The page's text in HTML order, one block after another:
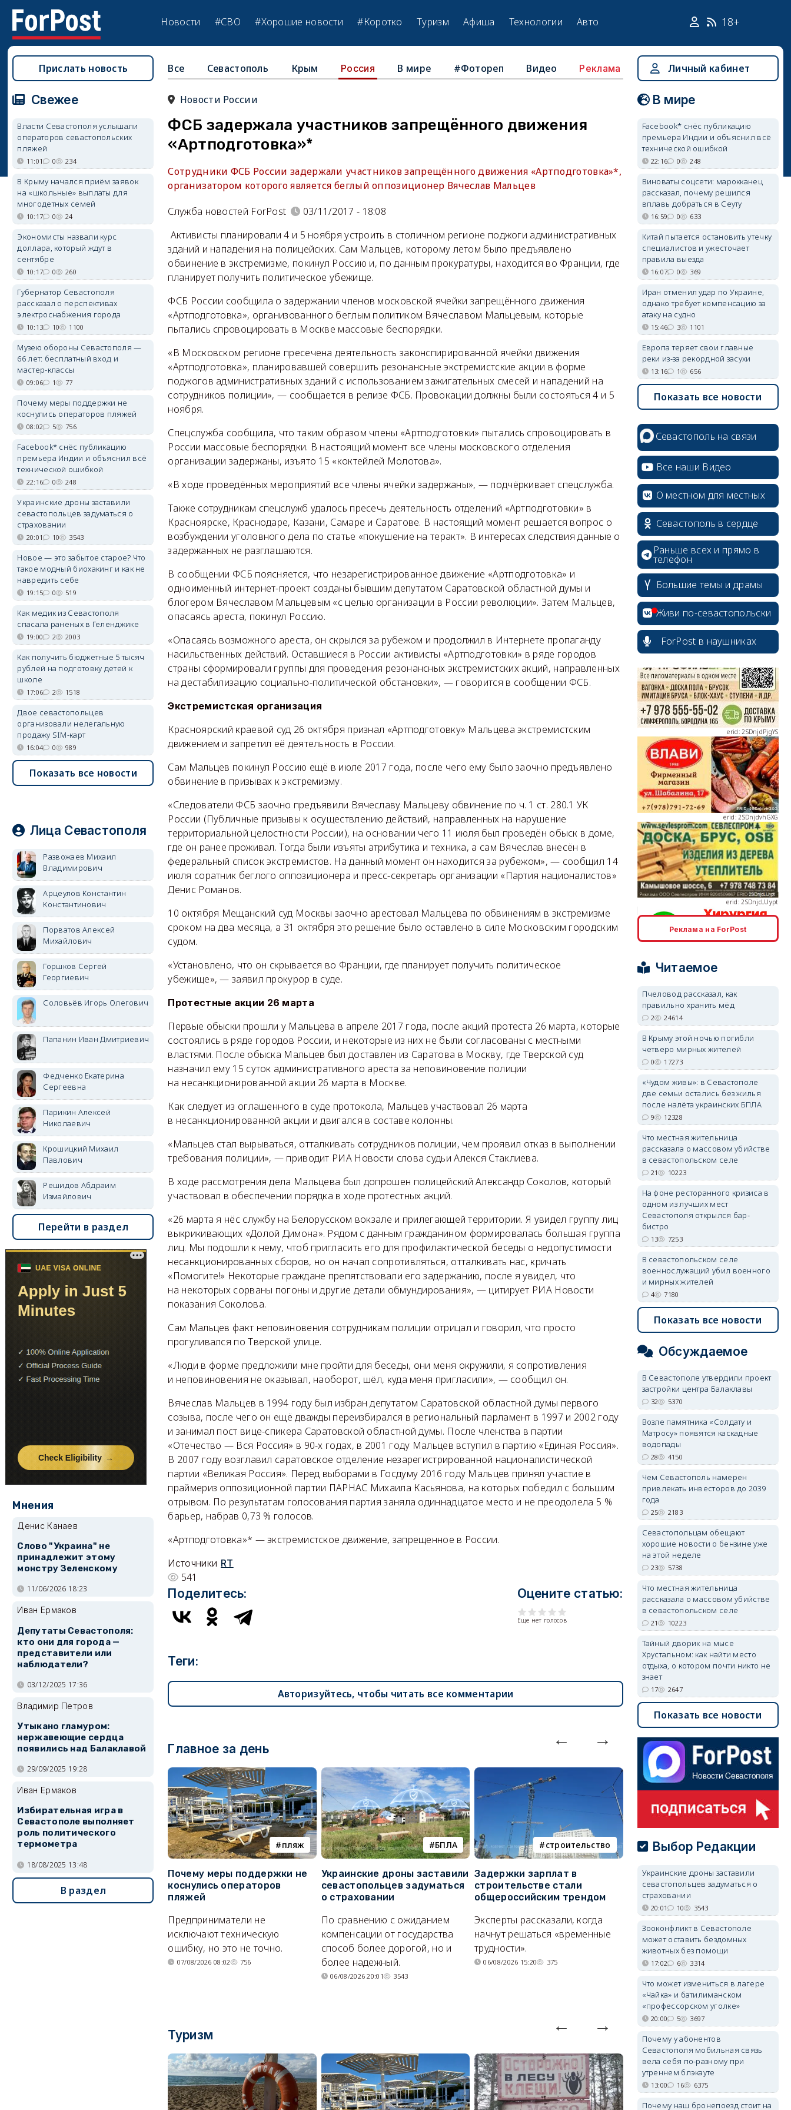
Новости #СВО #Хорошие новости #Коротко Туризм Афиша Технологии Авто 18+
Все Севастополь Крым Россия В мире #Фотореп Видео Реклама
Новости России
ФСБ задержала участников запрещённого движения
«Артподготовка»*
Сотрудники ФСБ России задержали участников запрещённого движения «Артподготовка»*,
организатором которого является беглый оппозиционер Вячеслав Мальцев
Служба новостей ForPost
03/11/2017 - 18:08
Активисты планировали 4 и 5 ноября устроить в столичном регионе поджоги административных
зданий и нападения на полицейских. Сам Мальцев, которому летом было предъявлено
обвинение в экстремизме, покинул Россию и, по данным прокуратуры, находится во Франции, где
планирует получить политическое убежище.
ФСБ России сообщила о задержании членов московской ячейки запрещённого движения
«Артподготовка», организованного беглым политиком Вячеславом Мальцевым, которые
пытались спровоцировать в Москве массовые беспорядки.
«В Московском регионе пресечена деятельность законспирированной ячейки движения
«Артподготовка», планировавшей совершить резонансные экстремистские акции в форме
поджогов административных зданий с использованием зажигательных смесей и нападений на
сотрудников полиции», — сообщается в релизе ФСБ. Провокации должны были состояться 4 и 5
ноября.
Спецслужба сообщила, что таким образом члены «Артподготовки» пытались спровоцировать в
России массовые беспорядки. В настоящий момент все члены московского отделения
организации задержаны, изъято 15 «коктейлей Молотова».
«В ходе проведённых мероприятий все члены ячейки задержаны», — подчёркивает спецслужба.
Также сотрудникам спецслужб удалось пресечь деятельность отделений «Артподготовки» в
Красноярске, Краснодаре, Казани, Самаре и Саратове. В настоящий момент решается вопрос о
возбуждении уголовного дела по статье «покушение на теракт». В интересах следствия данные о
задержанных не разглашаются.
В сообщении ФСБ поясняется, что незарегистрированное движение «Артподготовка» и
одноименный интернет-проект созданы бывшим депутатом Саратовской областной думы и
блогером Вячеславом Мальцевым «с целью организации в России революции». Затем Мальцев,
опасаясь ареста, покинул Россию.
«Опасаясь возможного ареста, он скрылся за рубежом и продолжил в Интернете пропаганду
насильственных действий. Оставшиеся в России активисты «Артподготовки» в ряде городов
страны сформировали группы для проведения резонансных экстремистских акций, направленных
на дестабилизацию социально-политической обстановки», — говорится в сообщении ФСБ.
Экстремистская организация
Красноярский краевой суд 26 октября признал «Артподготовку» Мальцева экстремистским
движением и запретил её деятельность в России.
Сам Мальцев покинул Россию ещё в июле 2017 года, после чего ему было заочно предъявлено
обвинение в призывах к экстремизму.
«Следователи ФСБ заочно предъявили Вячеславу Мальцеву обвинение по ч. 1 ст. 280.1 УК
России (Публичные призывы к осуществлению действий, направленных на нарушение
территориальной целостности России), на основании чего 11 июля был проведён обыск в доме,
где он ранее проживал. Тогда были изъяты атрибутика и техника, а сам Вячеслав внесён в
федеральный список экстремистов. На данный момент он находится за рубежом», — сообщил 14
июля соратник беглого оппозиционера и пресс-секретарь организации «Партия националистов»
Денис Романов.
10 октября Мещанский суд Москвы заочно арестовал Мальцева по обвинениям в экстремизме
сроком на два месяца, а 31 октября это решение было оставлено в силе Московским городским
судом.
«Установлено, что он скрывается во Франции, где планирует получить политическое
убежище», — заявил прокурор в суде.
Протестные акции 26 марта
Первые обыски прошли у Мальцева в апреле 2017 года, после акций протеста 26 марта, которые
состоялись в ряде городов России, и некоторые из них не были согласованы с местными
властями. После обыска Мальцев был доставлен из Саратова в Москву, где Тверской суд
назначил ему 15 суток административного ареста за неповиновение полиции
на несанкционированной акции 26 марта в Москве.
Как следует из оглашенного в суде протокола, Мальцев участвовал 26 марта
в несанкционированной акции и двигался в составе колонны.
«Мальцев стал вырываться, отталкивать сотрудников полиции, чем проявил отказ в выполнении
требования полиции», — приводит РИА Новости слова судьи Алекся Стаклиева.
В ходе рассмотрения дела Мальцева был допрошен полицейский Александр Соколов, который
участвовал в обеспечении порядка в ходе протестных акций.
«26 марта я нёс службу на Белорусском вокзале и прилегающей территории. Я увидел группу лиц
выкрикивающих «Долой Димона». Рядом с данным гражданином формировалась большая группа
лиц. Мы подошли к нему, чтоб пригласить его для профилактической беседы о недопустимости
несанкционированных сборов, но он начал сопротивляться, отталкивать нас, кричать
«Помогите!» Некоторые граждане препятствовали его задержанию, после я увидел, что
на некоторых сорваны погоны и другие детали обмундирования», — цитирует РИА Новости
показания Соколова.
Сам Мальцев факт неповиновения сотрудникам полиции отрицал и говорил, что просто
прогуливался по Тверской улице.
«Люди в форме предложили мне пройти для беседы, они меня окружили, я сопротивления
и неповиновения не оказывал, наоборот, шёл, куда меня пригласили», — сообщил он.
Вячеслав Мальцев в 1994 году был избран депутатом Саратовской областной думы первого
созыва, после чего он ещё дважды переизбирался в региональный парламент в 1997 и 2002 году
и занимал пост вице-спикера Саратовской областной думы. После членства в партии
«Отечество — Вся Россия» в 90-х годах, в 2001 году Мальцев вступил в партию «Единая Россия».
В 2007 году возглавил саратовское отделение незарегистрированной националистической
партии «Великая Россия». Перед выборами в Госдуму 2016 году Мальцев принял участие в
праймериз оппозиционной партии ПАРНАС Михаила Касьянова, на которых победил с большим
отрывом. По результатам голосования партия заняла одиннадцатое место и не преодолела 5 %
барьер, набрав 0,73 % голосов.
«Артподготовка»* — экстремистское движение, запрещенное в России.
Источники RT
541
Поделитесь: Оцените статью:
Еще нет голосов
Теги:
Авторизуйтесь, чтобы читать все комментарии
Главное за день
пляж
Почему меры поддержки не
коснулись операторов
пляжей
Предприниматели не
исключают техническую
ошибку, но это не точно.
07/08/2026 08:02 756
БПЛА
Украинские дроны заставили
севастопольцев задуматься
о страховании
По сравнению с ожиданием
компенсации от государства
способ более дорогой, но и
более надежный.
06/08/2026 20:01 3543
строительство
Задержки зарплат в
строительстве стали
общероссийским трендом
Эксперты рассказали, когда
начнут решаться «временные
трудности».
06/08/2026 15:20 375
фотореп
Тайный дворик на мысе
Хрустальном: как найти
место отдыха, о котором
почти никто не знает
Под стенами Галереи искусств
прячутся руины храма,
гравийный сад и семейные
качели.
06/08/2026 15:00 2647
Туризм
Прислать новость
Свежее
Власти Севастополя услышали
операторов севастопольских
пляжей
11:01 0 234
В Крыму начался приём заявок
на «школьные» выплаты для
многодетных семей
10:17 0 24
Экономисты назвали курс
доллара, который ждут в
сентябре
10:17 0 260
Губернатор Севастополя
рассказал о перспективах
электроснабжения города
10:13 10 1100
Музею обороны Севастополя —
66 лет: бесплатный вход и
мастер-классы
09:06 1 77
Почему меры поддержки не
коснулись операторов пляжей
08:02 5 756
Facebook* снёс публикацию
премьера Индии и объяснил всё
технической ошибкой
22:16 0 248
Украинские дроны заставили
севастопольцев задуматься о
страховании
20:01 10 3543
Новое — это забытое старое? Что
такое модный биохакинг и как не
навредить себе
19:15 0 519
Как медик из Севастополя
спасала раненых в Геленджике
19:00 2 2003
Как получить бюджетные 5 тысяч
рублей на подготовку детей к
школе
17:06 2 1518
Двое севастопольцев
организовали нелегальную
продажу SIM-карт
16:04 0 989
Показать все новости
Лица Севастополя
Развожаев Михаил
Владимирович
Арцеулов Константин
Константинович
Порватов Алексей
Михайлович
Горшков Сергей
Георгиевич
Соловьёв Игорь Олегович
Папанин Иван Дмитриевич
Федченко Екатерина
Сергеевна
Парикин Алексей
Николаевич
Крошицкий Михаил
Павлович
Решидов Абдраим
Измайлович
Перейти в раздел
Мнения
Денис Канаев
Слово "Украина" не
принадлежит этому
монстру Зеленскому
11/06/2026 18:23
Иван Ермаков
Депутаты Севастополя:
кто они для города —
представители или
наблюдатели?
03/12/2025 17:36
Владимир Петров
Утыкано гламуром:
нержавеющие сердца
появились над Балаклавой
29/09/2025 19:28
Иван Ермаков
Избирательная игра в
Севастополе выполняет
роль политического
термометра
18/08/2025 13:48
В раздел
Личный кабинет
В мире
Facebook* снёс публикацию
премьера Индии и объяснил всё
технической ошибкой
22:16 0 248
Виноваты соцсети: марокканец
рассказал, почему решился
вплавь добраться в Сеуту
16:59 0 633
Китай пытается остановить утечку
специалистов и ужесточает
правила выезда
16:07 0 369
Иран отменил удар по Украине,
однако требует компенсацию за
атаку на судно
15:46 3 1101
Европа теряет свои главные
реки из-за рекордной засухи
13:16 1 656
Показать все новости
Севастополь на связи
Все наши Видео
О местном для местных
Севастополь в сердце
Раньше всех и прямо в
телефон
Большие темы и драмы
Живи по-севастопольски
ForPost в наушниках
erid: 2SDnjcrDNw6
erid: 2SDnjdPjgYS
erid: 2SDnjdvhGXG
erid: 2SDnjcLUypt
erid: 2SDnjcrDNw6
Реклама на ForPost
Читаемое
Пчеловод рассказал, как
правильно хранить мёд
2 24614
В Крыму этой ночью погибли
четверо мирных жителей
0 17273
«Чудом живы»: в Севастополе
две семьи остались без жилья
после налёта украинских БПЛА
9 12328
Что местная жительница
рассказала о массовом убийстве
в севастопольском селе
21 10223
На фоне ресторанного кризиса в
одном из лучших мест
Севастополя открылся бар-
бистро
13 7253
В севастопольском селе
военнослужащий убил военного
и мирных жителей
4 7180
Показать все новости
Обсуждаемое
В Севастополе утвердили проект
застройки центра Балаклавы
32 5370
Возле памятника «Солдату и
Матросу» появятся каскадные
водопады
28 4150
Чем Севастополь намерен
привлекать инвесторов до 2039
года
25 2183
Севастопольцам обещают
хорошие новости о бензине уже
на этой неделе
23 5738
Что местная жительница
рассказала о массовом убийстве
в севастопольском селе
21 10223
Тайный дворик на мысе
Хрустальном: как найти место
отдыха, о котором почти никто не
знает
17 2647
Показать все новости
Выбор Редакции
Украинские дроны заставили
севастопольцев задуматься о
страховании
20:01 10 3543
Зооконфликт в Севастополе
может оставить бездомных
животных без помощи
17:02 6 3314
Что может измениться в лагере
«Чайка» и батилиманском
«профессорском уголке»
20:00 5 3697
Почему у абонентов
Севастополя мобильная связь
вела себя по-разному при
утреннем блэкауте
13:00 16 6375
Почему наш бронепоезд стоит на